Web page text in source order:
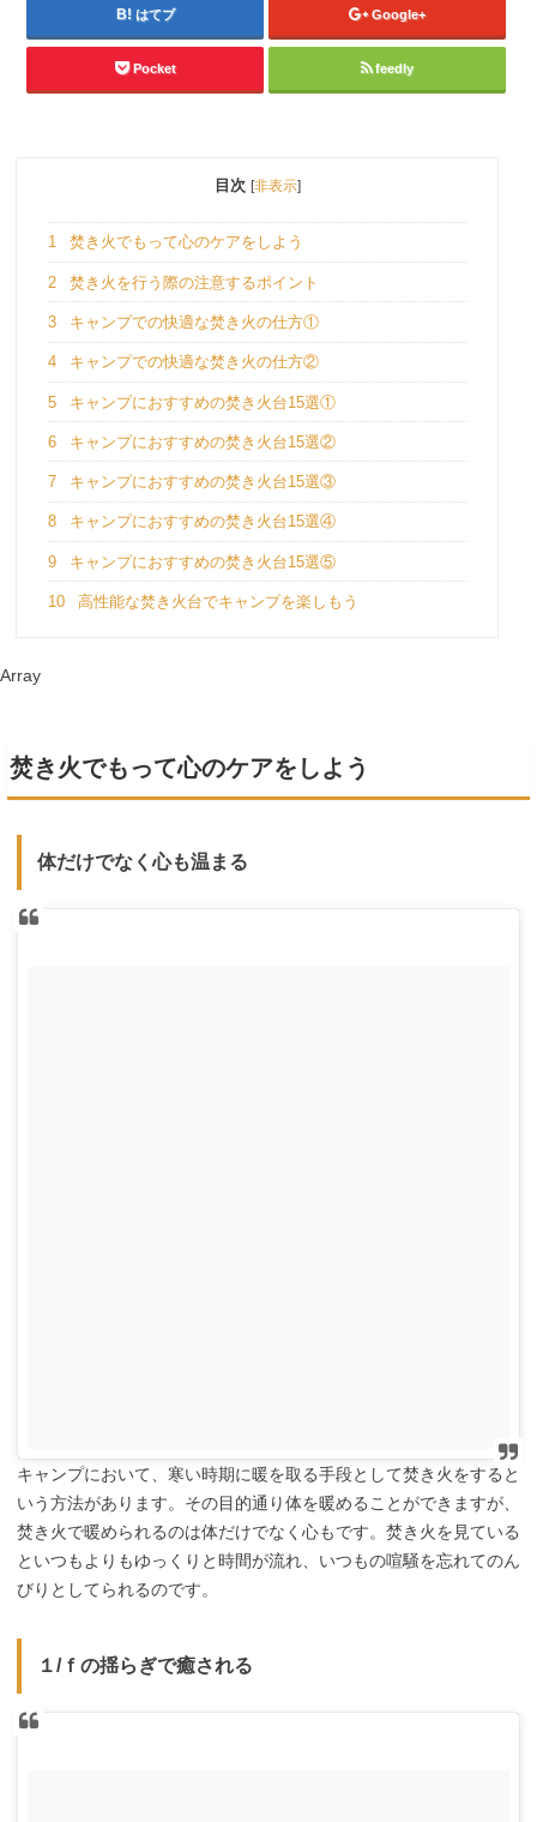
はてブ Google+
Pocket feedly
目次 [非表示]
1 焚き火でもって心のケアをしよう
2 焚き火を行う際の注意するポイント
3 キャンプでの快適な焚き火の仕方①
4 キャンプでの快適な焚き火の仕方②
5 キャンプにおすすめの焚き火台15選①
6 キャンプにおすすめの焚き火台15選②
7 キャンプにおすすめの焚き火台15選③
8 キャンプにおすすめの焚き火台15選④
9 キャンプにおすすめの焚き火台15選⑤
10 高性能な焚き火台でキャンプを楽しもう
Array
焚き火でもって心のケアをしよう
体だけでなく心も温まる
キャンプにおいて、寒い時期に暖を取る手段として焚き火をすると
いう方法があります。その目的通り体を暖めることができますが、
焚き火で暖められるのは体だけでなく心もです。焚き火を見ている
といつもよりもゆっくりと時間が流れ、いつもの喧騒を忘れてのん
びりとしてられるのです。
１/ｆの揺らぎで癒される